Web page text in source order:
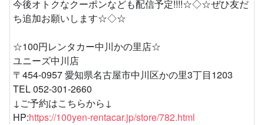
今後オトクなクーポンなども配信予定!!!!☆◇☆ぜひ友だ
ち追加お願いします☆◇☆
☆100円レンタカー中川かの里店☆
ユニーズ中川店
〒454-0957 愛知県名古屋市中川区かの里3丁目1203
TEL 052-301-2660
↓ご予約はこちらから↓
HP:https://100yen-rentacar.jp/store/782.html